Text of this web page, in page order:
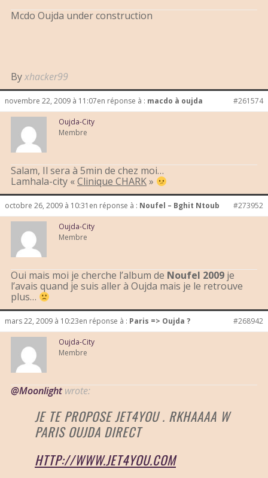
Mcdo Oujda under construction
Byxhacker99
novembre 22, 2009 à 11:07en réponse à : macdo à oujda #261574
Oujda-City
Membre
Salam, Il sera à 5min de chez moi…
Lamhala-city «Clinique CHARK»
octobre 26, 2009 à 10:31 en réponse à : Noufel – Bghit Ntoub #273952
Oujda-City
Membre
Oui mais moi je cherche l’album de Noufel 2009 je
l’avais quand je suis aller à Oujda mais je le retrouve
plus…
mars 22, 2009 à 10:23en réponse à : Paris => Oujda ? #268942
Oujda-City
Membre
@Moonlightwrote:
JE TE PROPOSE JET4YOU . RKHAAAA W
PARIS OUJDA DIRECT
HTTP://WWW.JET4YOU.COM